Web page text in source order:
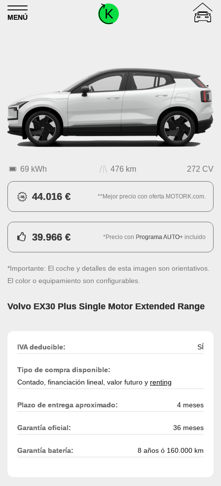
Skip to content
MENÚ
69 kWh 476 km 272 CV
44.016 € **Mejor precio con oferta MOTORK.com.
39.966 € *Precio con Programa AUTO+ incluido
*Importante: El coche y detalles de esta imagen son orientativos.
El color o equipamiento son configurables.
Volvo EX30 Plus Single Motor Extended Range
IVA deducible: SÍ
Tipo de compra disponible:
Contado, financiación lineal, valor futuro y renting
Plazo de entrega aproximado: 4 meses
Garantía oficial: 36 meses
Garantía batería: 8 años ó 160.000 km